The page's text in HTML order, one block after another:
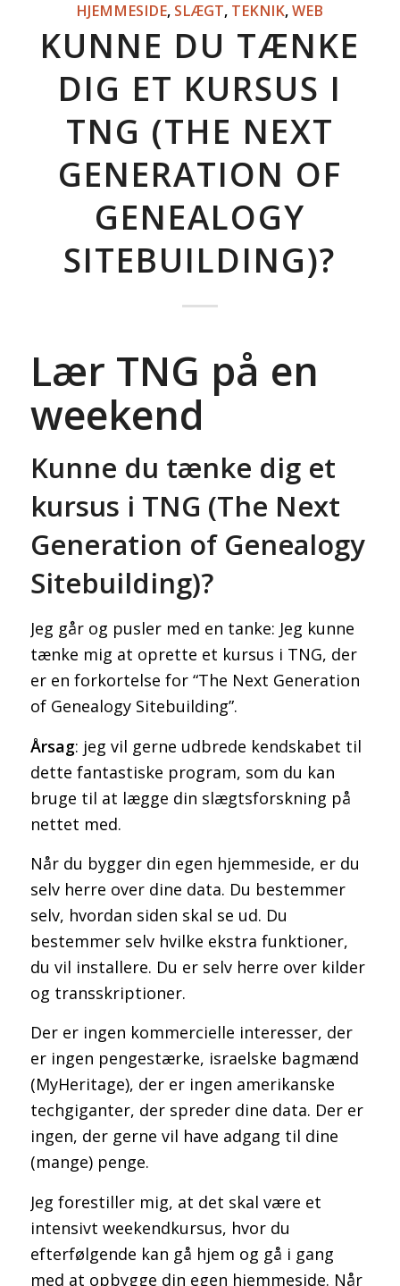
HJEMMESIDE, SLÆGT, TEKNIK,WEB
KUNNE DU TÆNKE
DIG ET KURSUS I
TNG (THE NEXT
GENERATION OF
GENEALOGY
SITEBUILDING)?
Lær TNG på en
weekend
Kunne du tænke dig et
kursus i TNG (The Next
Generation of Genealogy
Sitebuilding)?
Jeg går og pusler med en tanke: Jeg kunne
tænke mig at oprette et kursus i TNG, der
er en forkortelse for “The Next Generation
of Genealogy Sitebuilding”.
Årsag: jeg vil gerne udbrede kendskabet til
dette fantastiske program, som du kan
bruge til at lægge din slægtsforskning på
nettet med.
Når du bygger din egen hjemmeside, er du
selv herre over dine data. Du bestemmer
selv, hvordan siden skal se ud. Du
bestemmer selv hvilke ekstra funktioner,
du vil installere. Du er selv herre over kilder
og transskriptioner.
Der er ingen kommercielle interesser, der
er ingen pengestærke, israelske bagmænd
(MyHeritage), der er ingen amerikanske
techgiganter, der spreder dine data. Der er
ingen, der gerne vil have adgang til dine
(mange) penge.
Jeg forestiller mig, at det skal være et
intensivt weekendkursus, hvor du
efterfølgende kan gå hjem og gå i gang
med at opbygge din egen hjemmeside. Når